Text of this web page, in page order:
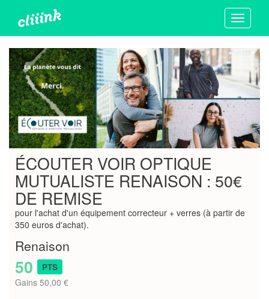
Toggle
ÉCOUTER VOIR OPTIQUE
MUTUALISTE RENAISON : 50€
DE REMISE
pour l'achat d'un équipement correcteur + verres (à partir de
350 euros d'achat).
Renaison
50 PTS
Gains 50,00 €